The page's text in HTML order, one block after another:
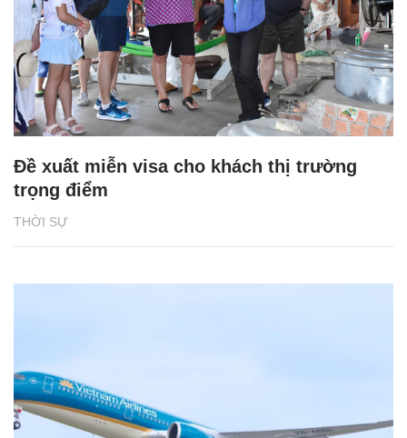
THỜI SỰ
Đề xuất miễn visa cho khách thị trường
trọng điểm